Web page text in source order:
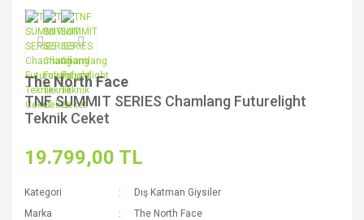
The North Face
TNF SUMMIT SERIES Chamlang Futurelight
Teknik Ceket
19.799,00 TL
Kategori
Dış Katman Giysiler
Marka
The North Face